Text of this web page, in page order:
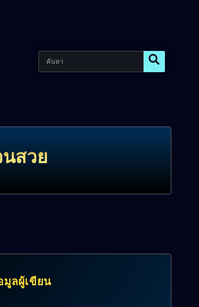
สวย
มูลผู้เขียน